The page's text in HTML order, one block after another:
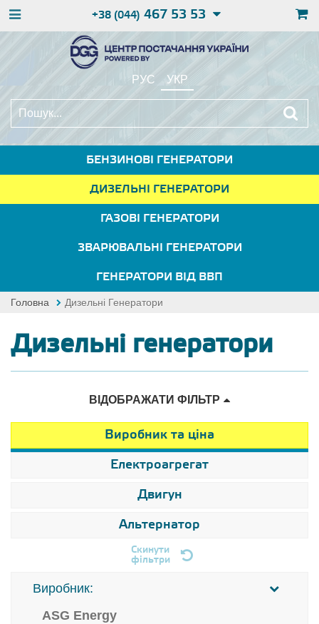
+38 (044) 467 53 53
РУС УКР
БЕНЗИНОВІ ГЕНЕРАТОРИ
ДИЗЕЛЬНІ ГЕНЕРАТОРИ
ГАЗОВІ ГЕНЕРАТОРИ
ЗВАРЮВАЛЬНІ ГЕНЕРАТОРИ
ГЕНЕРАТОРИ ВІД ВВП
Головна Дизельні Генератори
Дизельні генератори
ВІДОБРАЖАТИ ФІЛЬТР
Виробник та ціна
Електроагрегат
Двигун
Альтернатор
Скинути
фільтри
Виробник:
ASG Energy